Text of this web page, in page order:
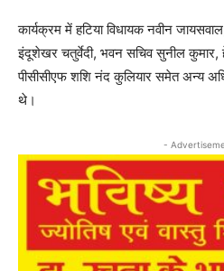
कार्यक्रम में हटिया विधायक नवीन
इंदूशेखर चतुर्वेदी, भवन सचिव सुनील
पीसीसीएफ शशि नंद कुलियार समेत अन्य
थे।
-